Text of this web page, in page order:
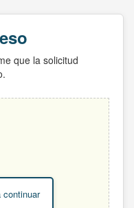
que la solicitud
continuar